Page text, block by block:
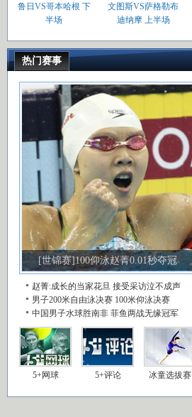
鲁日VS哥本哈根 下
半场
文图斯VS萨格勒布
迪纳摩 上半场
热门赛事
[世锦赛]100仰泳赵菁0.01秒夺冠
赵菁:成长的当家花旦 接受采访泣不成声
男子200米自由泳决赛 100米仰泳决赛
中国男子水球胜南非 菲鱼两战无缘冠军
5+网球 5+评论 冰童选拔赛